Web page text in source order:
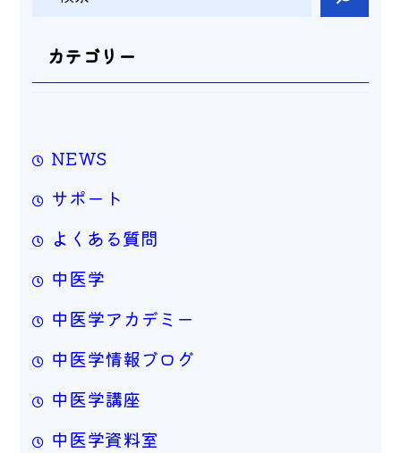
カテゴリー
NEWS
サポート
よくある質問
中医学
中医学アカデミー
中医学情報ブログ
中医学講座
中医学資料室